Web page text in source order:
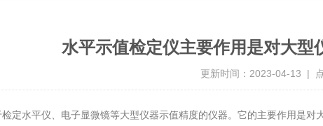
水平示值检定仪主要作用是对大型
更新时间：2023-04-13 |
水平仪、电子显微镜等大型仪器示值精度的仪器。它的主要作用是对